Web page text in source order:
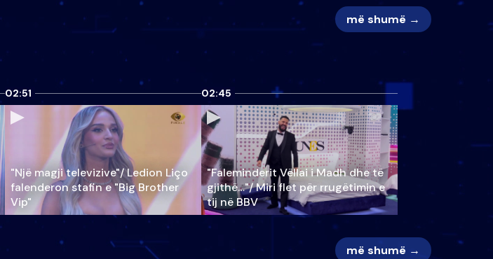
më shumë →
02:51
"Një magji televizive"/ Ledion Liço
falenderon stafin e "Big Brother
Vip"
02:45
"Faleminderit Vëllai i Madh dhe të
gjithë…"/ Miri flet për rrugëtimin e
tij në BBV
më shumë →